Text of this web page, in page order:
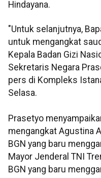
Hindayana.
"Untuk selanjutnya,
untuk mengangkat
Kepala Badan Gizi
Sekretaris Negara
pers di Kompleks
Selasa.
Prasetyo
mengangkat Agustina
BGN yang baru
Mayor Jenderal TNI
BGN yang baru